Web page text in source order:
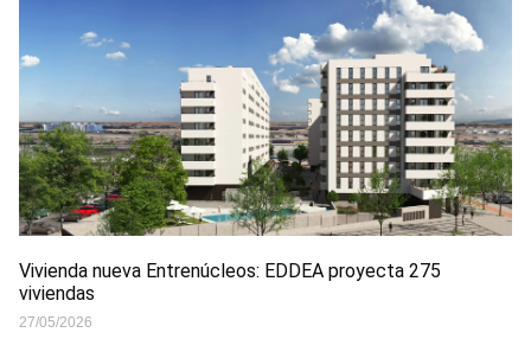
Vivienda nueva Entrenúcleos: EDDEA proyecta 275
viviendas
27/05/2026